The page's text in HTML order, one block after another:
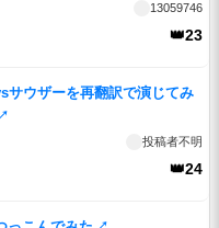
13059746
👑23
サウザーを再翻訳で演じてみ
投稿者不明
👑24